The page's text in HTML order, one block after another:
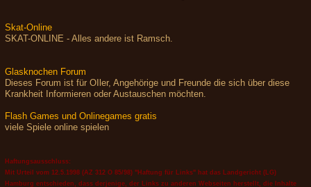
Skat-Online
SKAT-ONLINE - Alles andere ist Ramsch.
Glasknochen Forum
Dieses Forum ist für OIler, Angehörige und Freunde die sich über diese
Krankheit Informieren oder Austauschen möchten.
Flash Games und Onlinegames gratis
viele Spiele online spielen
Haftungsausschluss:
Mit Urteil vom 12.5.1998 (AZ 312 O 85/98) "Haftung für Links" hat das Landgericht (LG)
Hamburg entschieden, dass derjenige, der Links zu anderen Webseiten herstellt, die Inhalte